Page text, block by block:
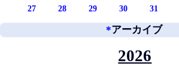
27 28 29 30 31
*アーカイブ
2026